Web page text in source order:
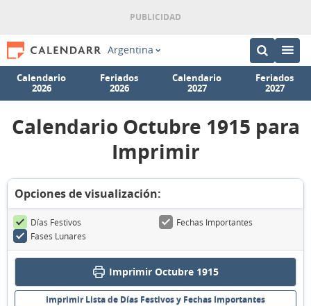
Argentina
Calendario
2026
Feriados
2026
Calendario
2027
Feriados
2027
Calendario Octubre 1915 para
Imprimir
Opciones de visualización:
Días Festivos
Fechas Importantes
Fases Lunares
Imprimir Octubre 1915
Imprimir Lista de Días Festivos y Fechas Importantes